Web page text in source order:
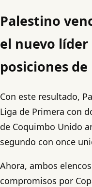
Palestino
el nuevo
posiciones
Con este resultado,
Liga de Primera con
de Coquimbo Unido
segundo con once
Ahora, ambos
compromisos por